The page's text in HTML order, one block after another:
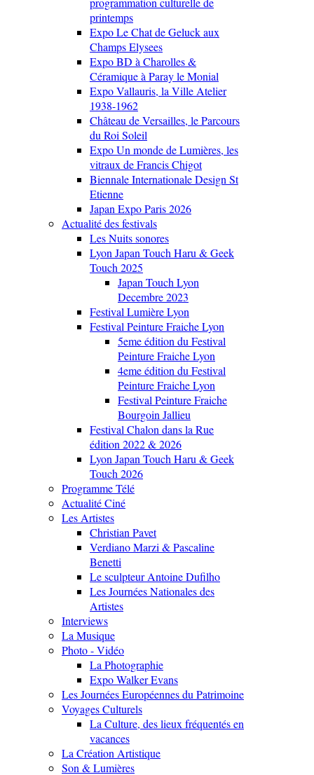
printemps
Expo Le Chat de Geluck aux
Champs Elysees
Expo BD à Charolles &
Céramique à Paray le Monial
Expo Vallauris, la Ville Atelier
1938-1962
Château de Versailles, le Parcours
du Roi Soleil
Expo Un monde de Lumières, les
vitraux de Francis Chigot
Biennale Internationale Design St
Etienne
Japan Expo Paris 2026
Actualité des festivals
Les Nuits sonores
Lyon Japan Touch Haru & Geek
Touch 2025
Japan Touch Lyon
Decembre 2023
Festival Lumière Lyon
Festival Peinture Fraiche Lyon
5eme édition du Festival
Peinture Fraiche Lyon
4eme édition du Festival
Peinture Fraiche Lyon
Festival Peinture Fraiche
Bourgoin Jallieu
Festival Chalon dans la Rue
édition 2022 & 2026
Lyon Japan Touch Haru & Geek
Touch 2026
Programme Télé
Actualité Ciné
Les Artistes
Christian Pavet
Verdiano Marzi & Pascaline
Benetti
Le sculpteur Antoine Dufilho
Les Journées Nationales des
Artistes
Interviews
La Musique
Photo - Vidéo
La Photographie
Expo Walker Evans
Les Journées Européennes du Patrimoine
Voyages Culturels
La Culture, des lieux fréquentés en
vacances
La Création Artistique
Son & Lumières